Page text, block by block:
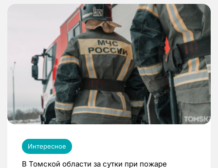
Интересное
В Томской области за сутки при пожаре